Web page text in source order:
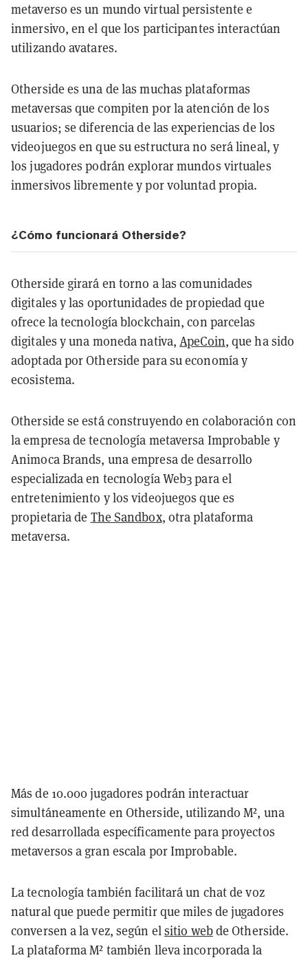
metaverso es un mundo virtual persistente e
inmersivo, en el que los participantes interactúan
utilizando avatares.
Otherside es una de las muchas plataformas
metaversas que compiten por la atención de los
usuarios; se diferencia de las experiencias de los
videojuegos en que su estructura no será lineal, y
los jugadores podrán explorar mundos virtuales
inmersivos libremente y por voluntad propia.
¿Cómo funcionará Otherside?
Otherside girará en torno a las comunidades
digitales y las oportunidades de propiedad que
ofrece la tecnología blockchain, con parcelas
digitales y una moneda nativa,ApeCoin, que ha sido
adoptada por Otherside para su economía y
ecosistema.
Otherside se está construyendo en colaboración con
la empresa de tecnología metaversa Improbable y
Animoca Brands, una empresa de desarrollo
especializada en tecnología Web3 para el
entretenimiento y los videojuegos que es
propietaria de The Sandbox, otra plataforma
metaversa.
Más de 10.000 jugadores podrán interactuar
simultáneamente en Otherside, utilizando M², una
red desarrollada específicamente para proyectos
metaversos a gran escala por Improbable.
La tecnología también facilitará un chat de voz
natural que puede permitir que miles de jugadores
conversen a la vez, según elsitio webde Otherside.
La plataforma M² también lleva incorporada la